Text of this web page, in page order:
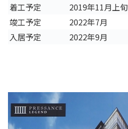
着工予定
2019年11月上旬
竣工予定
2022年7月
入居予定
2022年9月